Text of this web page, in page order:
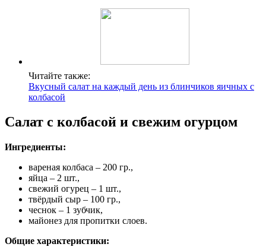
Читайте также:
Вкусный салат на каждый день из блинчиков яичных с
колбасой
Салат с колбасой и свежим огурцом
Ингредиенты:
вареная колбаса – 200 гр.,
яйца – 2 шт.,
свежий огурец – 1 шт.,
твёрдый сыр – 100 гр.,
чеснок – 1 зубчик,
майонез для пропитки слоев.
Общие характеристики: